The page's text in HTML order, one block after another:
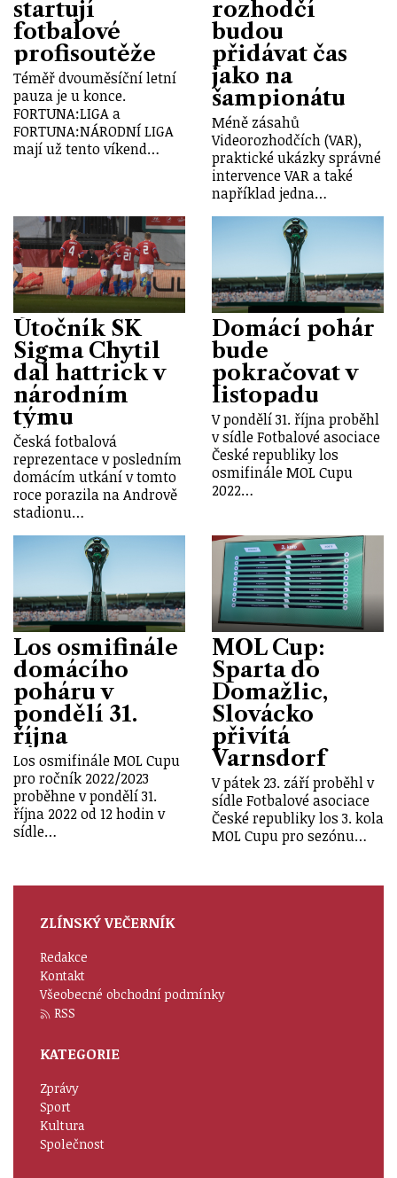
startují
fotbalové
profisoutěže
Téměř dvouměsíční letní
pauza je u konce.
FORTUNA:LIGA a
FORTUNA:NÁRODNÍ LIGA
mají už tento víkend…
rozhodčí
budou
přidávat čas
jako na
šampionátu
Méně zásahů
Videorozhodčích (VAR),
praktické ukázky správné
intervence VAR a také
například jedna…
Útočník SK
Sigma Chytil
dal hattrick v
národním
týmu
Česká fotbalová
reprezentace v posledním
domácím utkání v tomto
roce porazila na Andrově
stadionu…
Domácí pohár
bude
pokračovat v
listopadu
V pondělí 31. října proběhl
v sídle Fotbalové asociace
České republiky los
osmifinále MOL Cupu
2022…
Los osmifinále
domácího
poháru v
pondělí 31.
října
Los osmifinále MOL Cupu
pro ročník 2022/2023
proběhne v pondělí 31.
října 2022 od 12 hodin v
sídle…
MOL Cup:
Sparta do
Domažlic,
Slovácko
přivítá
Varnsdorf
V pátek 23. září proběhl v
sídle Fotbalové asociace
České republiky los 3. kola
MOL Cupu pro sezónu…
ZLÍNSKÝ VEČERNÍK
Redakce
Kontakt
Všeobecné obchodní podmínky
RSS
KATEGORIE
Zprávy
Sport
Kultura
Společnost